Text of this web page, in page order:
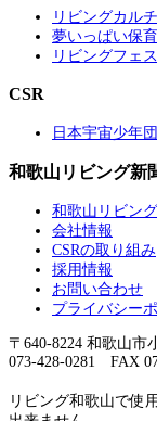
リビングカル
夢いっぱい保
リビングフェ
CSR
日本宇宙少年
和歌山リビング新
和歌山リビン
会社情報
CSRの取り組み
採用情報
お問い合わせ
プライバシー
〒640-8224 和歌山
073-428-0281 FAX
リビング和歌山で使